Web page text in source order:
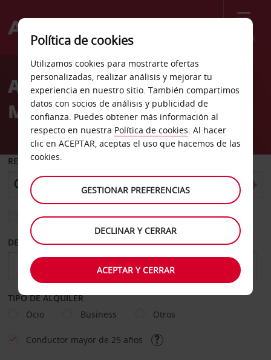
Menú
Welcome
AvisAlquiler de coches
Maryland
RECOGER EN
Elegir otra oficina de devolución
DESDE HASTA
TIPO DE ALQUILER
Ocio
Business Otros
Conductor mayor de 25 años
Política de cookies
Utilizamos cookies para mostrarte ofertas
personalizadas, realizar análisis y mejorar tu
experiencia en nuestro sitio. También compartimos
datos con socios de análisis y publicidad de
confianza. Puedes obtener más información al
respecto en nuestra Política de cookies. Al hacer
clic en ACEPTAR, aceptas el uso que hacemos de las
cookies.
GESTIONAR PREFERENCIAS
DECLINAR Y CERRAR
ACEPTAR Y CERRAR